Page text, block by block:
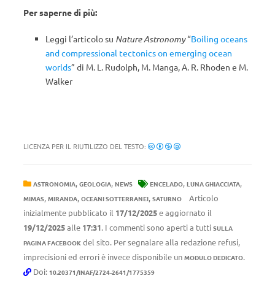
Per saperne di più:
Leggi l’articolo su Nature Astronomy“Boiling oceans
and compressional tectonics on emerging ocean
worlds” di M. L. Rudolph, M. Manga, A. R. Rhoden e M.
Walker
LICENZA PER IL RIUTILIZZO DEL TESTO:
ASTRONOMIA, GEOLOGIA, NEWS ENCELADO, LUNA GHIACCIATA,
MIMAS, MIRANDA, OCEANI SOTTERRANEI, SATURNO
Articolo
inizialmente pubblicato il 17/12/2025e aggiornato il
19/12/2025alle 17:31. I commenti sono aperti a tutti SULLA
PAGINA FACEBOOK del sito. Per segnalare alla redazione refusi,
imprecisioni ed errori è invece disponibile un MODULO DEDICATO.
Doi: 10.20371/INAF/2724-2641/1775359